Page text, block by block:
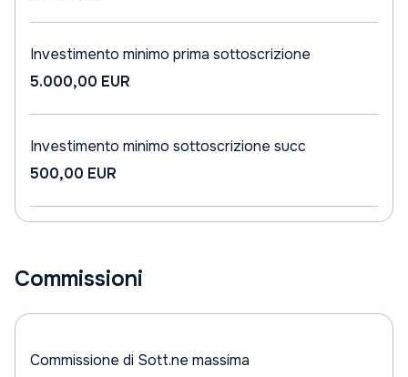
Investimento minimo prima sottoscrizione
5.000,00 EUR
Investimento minimo sottoscrizione succ
500,00 EUR
Commissioni
Commissione di Sott.ne massima